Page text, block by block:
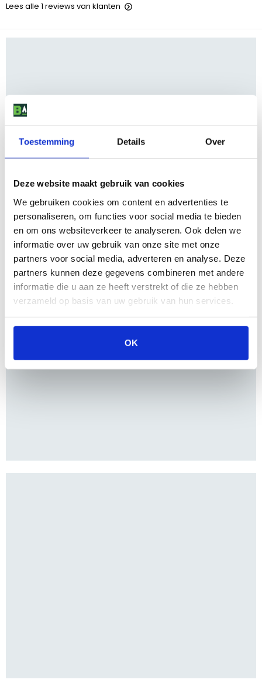
Toestemming Details Over
Deze website maakt gebruik van cookies
We gebruiken cookies om content en advertenties te
personaliseren, om functies voor social media te bieden
en om ons websiteverkeer te analyseren. Ook delen we
informatie over uw gebruik van onze site met onze
partners voor social media, adverteren en analyse. Deze
partners kunnen deze gegevens combineren met andere
informatie die u aan ze heeft verstrekt of die ze hebben
verzameld op basis van uw gebruik van hun services.
OK
Lees alle 1 reviews van klanten